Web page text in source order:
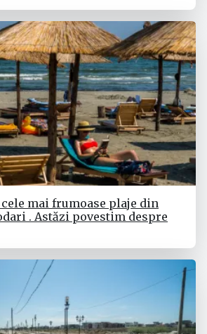
mai frumoase plaje din
. Astăzi povestim despre